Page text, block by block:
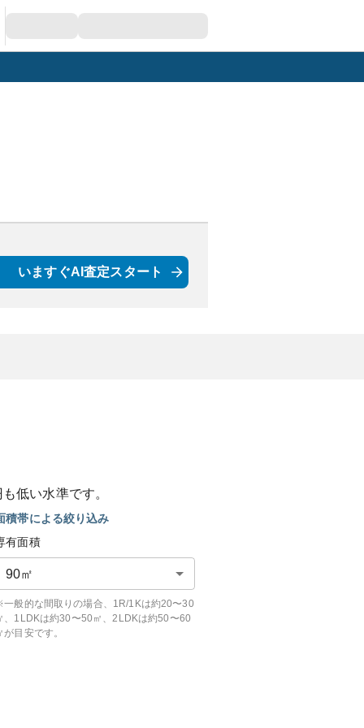
いますぐAI査定スタート
も低い水準です。
積帯による絞り込み
有面積
90㎡
般的な間取りの場合、1R/1Kは約20〜30
、1LDKは約30〜50㎡、2LDKは約50〜60
が目安です。